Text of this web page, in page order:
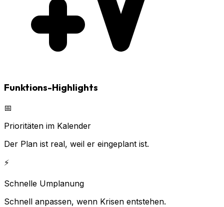
Funktions-Highlights
📅
Prioritäten im Kalender
Der Plan ist real, weil er eingeplant ist.
⚡
Schnelle Umplanung
Schnell anpassen, wenn Krisen entstehen.